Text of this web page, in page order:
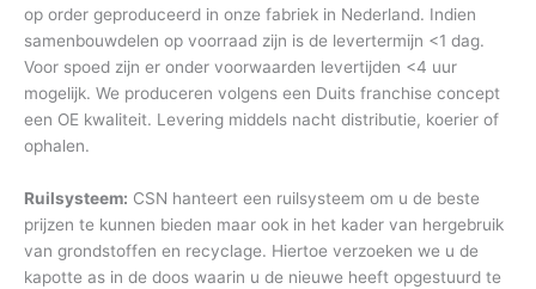
op order geproduceerd in onze fabriek in Nederland. Indien
samenbouwdelen op voorraad zijn is de levertermijn <1 dag.
Voor spoed zijn er onder voorwaarden levertijden <4 uur
mogelijk. We produceren volgens een Duits franchise concept
een OE kwaliteit. Levering middels nacht distributie, koerier of
ophalen.
Ruilsysteem: CSN hanteert een ruilsysteem om u de beste
prijzen te kunnen bieden maar ook in het kader van hergebruik
van grondstoffen en recyclage. Hiertoe verzoeken we u de
kapotte as in de doos waarin u de nieuwe heeft opgestuurd te